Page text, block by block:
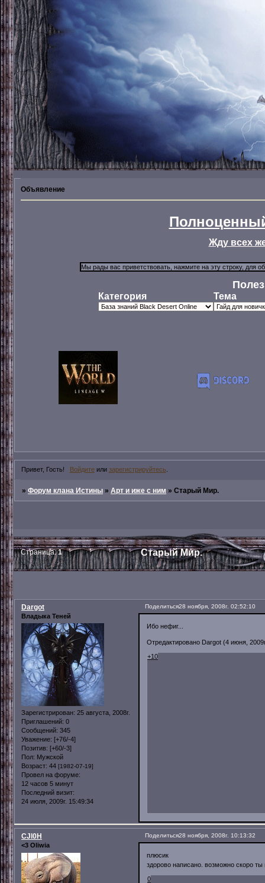
Объявление
Жду всех
Категория Тема
Привет, Гость! Войдитеили зарегистрируйтесь
»Форум клана Истины »Арт и иже с ним »Старый Мир.
Старый Мир.
Страница:1
Поделиться28 ноября, 2008г. 02:52:10
Dargot
Владыка Теней
Зарегистрирован: 25 августа, 2008г.
Приглашений: 0
Сообщений: 345
Уважение: [+76/-4]
Позитив: [+60/-3]
Пол: Мужской
Возраст: 44 [1982-07-19]
Провел на форуме:
12 часов 5 минут
Последний визит:
24 июля, 2009г. 15:49:34
Ибо нефиг...
Отредактировано Dargot (4 июня,
+10
Поделиться28 ноября, 2008г. 10:13:32
CJl0H
<3 Oliwia
плюсик
здорово написано. возможно скоро
0